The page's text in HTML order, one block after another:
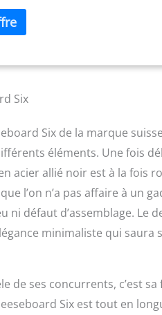
Six
Six de la marque
éléments. Une fois
acier allié noir est à la fois
l’on n’a pas affaire à un
défaut d’assemblage. Le
minimaliste qui saura
de ses concurrents, c’est
Six est tout en